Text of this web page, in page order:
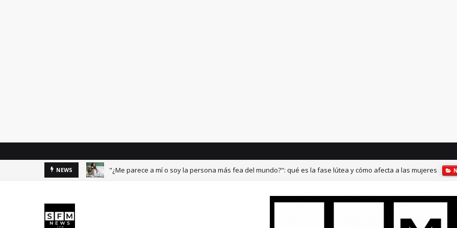
NEWS "¿Me parece a mí o soy la persona más fea del mundo?": qué es la fase lútea y cómo afecta a las mujeres